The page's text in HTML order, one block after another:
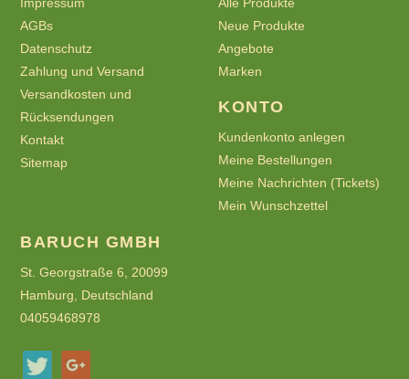
AGBs
Datenschutz
Zahlung und Versand
Versandkosten und
Rücksendungen
Kontakt
Sitemap
Neue Produkte
Angebote
Marken
KONTO
Kundenkonto anlegen
Meine Bestellungen
Meine Nachrichten (Tickets)
Mein Wunschzettel
BARUCH GMBH
St. Georgstraße 6, 20099
Hamburg, Deutschland
04059468978